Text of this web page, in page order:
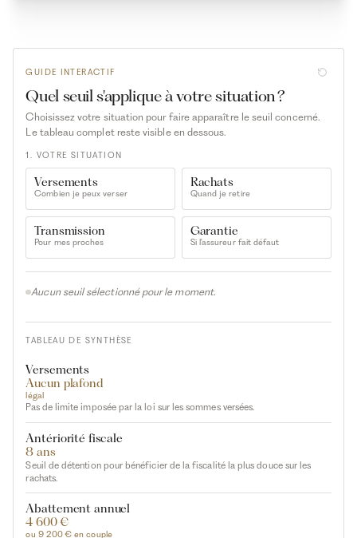
GUIDE INTERACTIF
Quel seuil s'applique à votre situation ?
Choisissez votre situation pour faire apparaître le seuil concerné.
Le tableau complet reste visible en dessous.
1. VOTRE SITUATION
Versements
Combien je peux verser
Rachats
Quand je retire
Transmission
Pour mes proches
Garantie
Si l'assureur fait défaut
Aucun seuil sélectionné pour le moment.
TABLEAU DE SYNTHÈSE
Versements
Aucun plafond
légal
Pas de limite imposée par la loi sur les sommes versées.
Antériorité fiscale
8 ans
Seuil de détention pour bénéficier de la fiscalité la plus douce sur les
rachats.
Abattement annuel
4 600 €
ou 9 200 € en couple